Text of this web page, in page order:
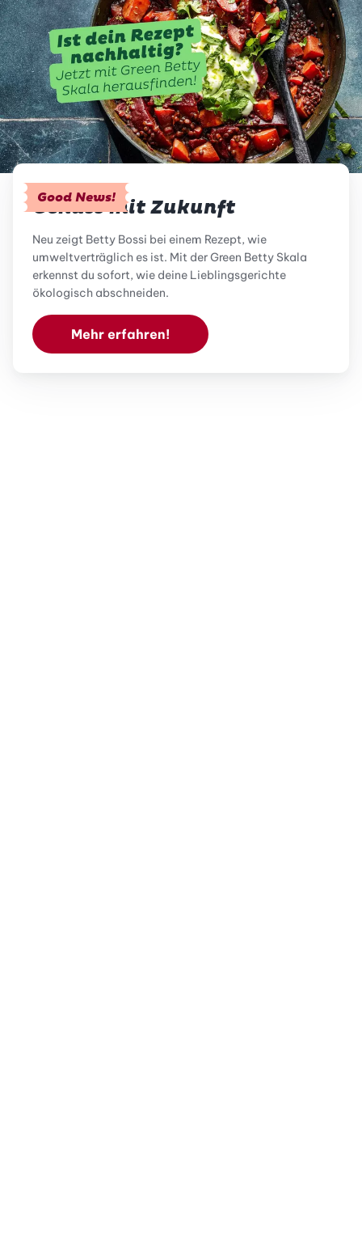
Good News!
Genuss mit Zukunft
Neu zeigt Betty Bossi bei einem Rezept, wie
umweltverträglich es ist. Mit der Green Betty Skala
erkennst du sofort, wie deine Lieblingsgerichte
ökologisch abschneiden.
Mehr erfahren!